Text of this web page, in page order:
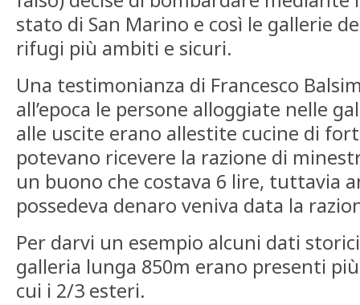
stato di San Marino e così le gallerie
rifugi più ambiti e sicuri.
Una testimonianza di Francesco
all’epoca le persone alloggiate nelle
alle uscite erano allestite cucine di
potevano ricevere la razione di
un buono che costava 6 lire, tuttavia
possedeva denaro veniva data la
Per darvi un esempio alcuni dati
galleria lunga 850m erano presenti
cui i 2/3 esteri.